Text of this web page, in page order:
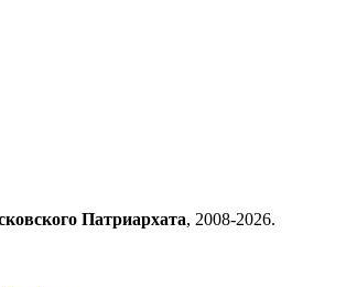
Патриархата, 2008-2026.